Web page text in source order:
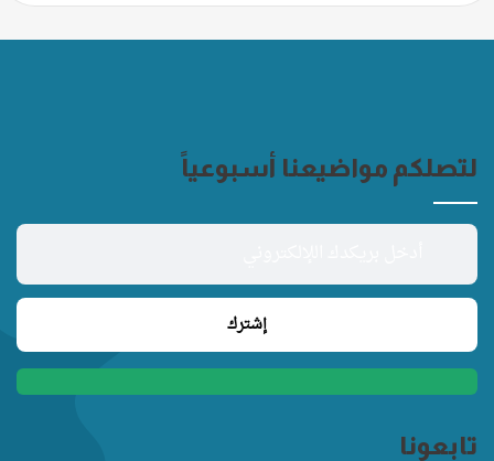
لتصلكم مواضيعنا أسبوعياً
تابعونا